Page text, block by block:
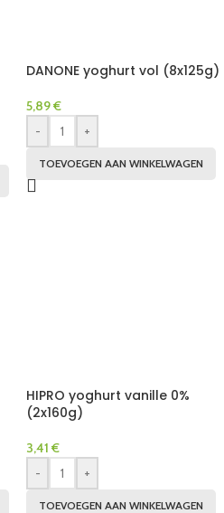
DANONE yoghurt vol (8x125g)
5,89€
-
+
TOEVOEGEN AAN WINKELWAGEN
HIPRO yoghurt vanille 0%
(2x160g)
3,41 €
-
+
TOEVOEGEN AAN WINKELWAGEN